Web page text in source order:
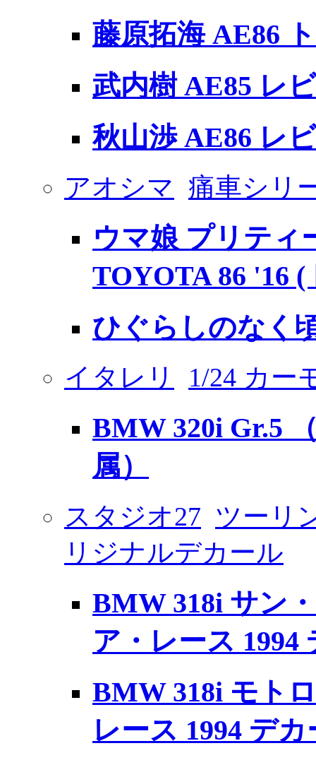
藤原拓海 AE86
武内樹 AE85 レ
秋山渉 AE86 レ
アオシマ 痛車シリ
ウマ娘 プリティ
TOYOTA 86 '16 (
ひぐらしのなく
イタレリ 1/24 カー
BMW 320i Gr.5
属）
スタジオ27 ツーリ
リジナルデカール
BMW 318i サン
ア・レース 1994
BMW 318i モト
レース 1994 デ